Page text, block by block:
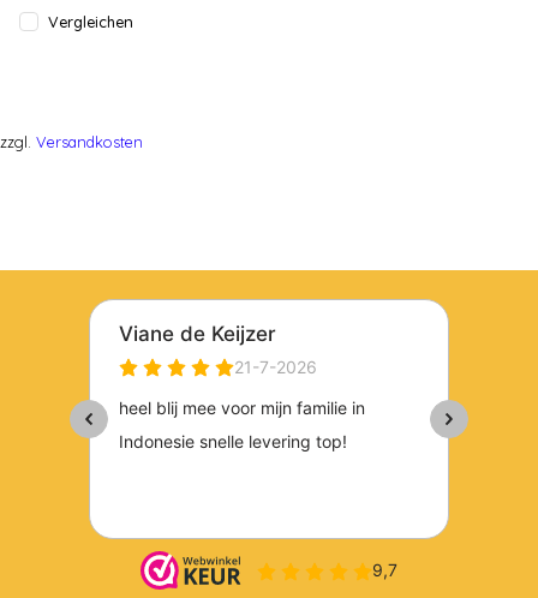
Vergleichen
zzgl. Versandkosten